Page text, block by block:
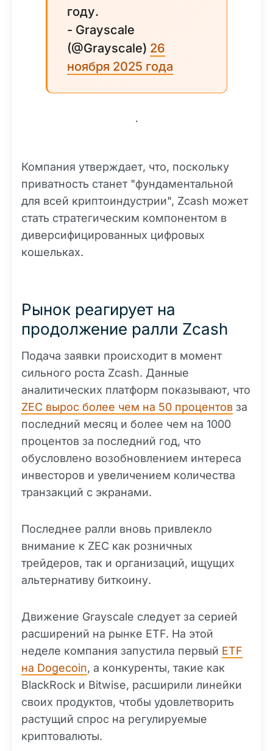
году.
- Grayscale
(@Grayscale) 26
ноября 2025 года
.
Компания утверждает, что, поскольку
приватность станет "фундаментальной
для всей криптоиндустрии", Zcash может
стать стратегическим компонентом в
диверсифицированных цифровых
кошельках.
Рынок реагирует на
продолжение ралли Zcash
Подача заявки происходит в момент
сильного роста Zcash. Данные
аналитических платформ показывают, что
ZEC вырос более чем на 50 процентов за
последний месяц и более чем на 1000
процентов за последний год, что
обусловлено возобновлением интереса
инвесторов и увеличением количества
транзакций с экранами.
Последнее ралли вновь привлекло
внимание к ZEC как розничных
трейдеров, так и организаций, ищущих
альтернативу биткоину.
Движение Grayscale следует за серией
расширений на рынке ETF. На этой
неделе компания запустила первый ETF
на Dogecoin, а конкуренты, такие как
BlackRock и Bitwise, расширили линейки
своих продуктов, чтобы удовлетворить
растущий спрос на регулируемые
криптовалюты.